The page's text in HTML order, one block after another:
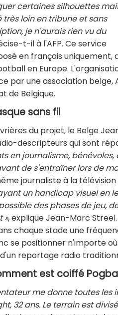
certaines silhouettes
loin en tribune et sans
je n'aurais rien vu du
t-il à l'AFP. Ce service
en français uniquement,
en Europe.
par une association belge,
de Belgique.
sans fil
du projet, le Belge
descripteurs qui sont
en journalisme,
de s'entraîner lors de
journaliste à la télévision
un handicap visuel en
des phases de jeu,
», explique Jean-Marc
chaque stade une
se positionner n'importe
reportage radio
est coiffé Pogba
me donne toutes
32 ans. Le terrain est